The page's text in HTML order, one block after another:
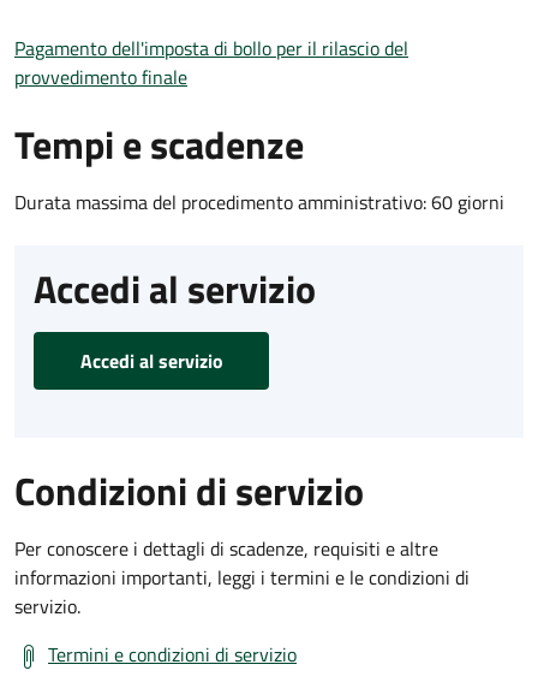
Pagamento dell'imposta di bollo per il rilascio del
provvedimento finale
Tempi e scadenze
Durata massima del procedimento amministrativo: 60 giorni
Accedi al servizio
Accedi al servizio
Condizioni di servizio
Per conoscere i dettagli di scadenze, requisiti e altre
informazioni importanti, leggi i termini e le condizioni di
servizio.
Termini e condizioni di servizio